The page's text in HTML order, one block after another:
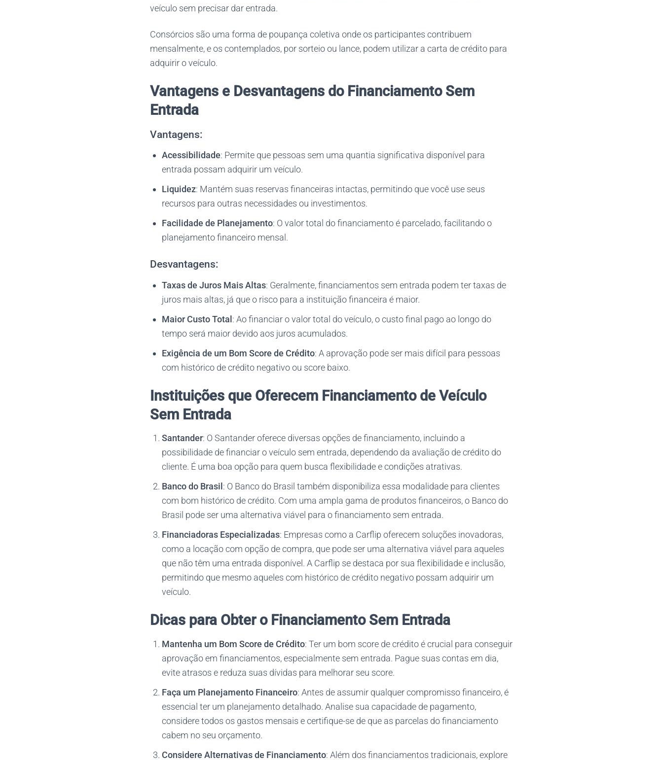
veículo sem precisar dar entrada.
Consórcios são uma forma de poupança coletiva onde os participantes contribuem
mensalmente, e os contemplados, por sorteio ou lance, podem utilizar a carta de crédito para
adquirir o veículo.
Vantagens e Desvantagens do Financiamento Sem
Entrada
Vantagens:
Acessibilidade: Permite que pessoas sem uma quantia significativa disponível para
entrada possam adquirir um veículo.
Liquidez: Mantém suas reservas financeiras intactas, permitindo que você use seus
recursos para outras necessidades ou investimentos.
Facilidade de Planejamento: O valor total do financiamento é parcelado, facilitando o
planejamento financeiro mensal​​.
Desvantagens:
Taxas de Juros Mais Altas: Geralmente, financiamentos sem entrada podem ter taxas de
juros mais altas, já que o risco para a instituição financeira é maior.
Maior Custo Total: Ao financiar o valor total do veículo, o custo final pago ao longo do
tempo será maior devido aos juros acumulados.
Exigência de um Bom Score de Crédito: A aprovação pode ser mais difícil para pessoas
com histórico de crédito negativo ou score baixo.
Instituições que Oferecem Financiamento de Veículo
Sem Entrada
Santander: O Santander oferece diversas opções de financiamento, incluindo a
possibilidade de financiar o veículo sem entrada, dependendo da avaliação de crédito do
cliente. É uma boa opção para quem busca flexibilidade e condições atrativas.
Banco do Brasil : O Banco do Brasil também disponibiliza essa modalidade para clientes
com bom histórico de crédito. Com uma ampla gama de produtos financeiros, o Banco do
Brasil pode ser uma alternativa viável para o financiamento sem entrada.
Financiadoras Especializadas: Empresas como a Carflip oferecem soluções inovadoras,
como a locação com opção de compra, que pode ser uma alternativa viável para aqueles
que não têm uma entrada disponível. A Carflip se destaca por sua flexibilidade e inclusão,
permitindo que mesmo aqueles com histórico de crédito negativo possam adquirir um
veículo.
Dicas para Obter o Financiamento Sem Entrada
Mantenha um Bom Score de Crédito: Ter um bom score de crédito é crucial para conseguir
aprovação em financiamentos, especialmente sem entrada. Pague suas contas em dia,
evite atrasos e reduza suas dívidas para melhorar seu score.
Faça um Planejamento Financeiro: Antes de assumir qualquer compromisso financeiro, é
essencial ter um planejamento detalhado. Analise sua capacidade de pagamento,
considere todos os gastos mensais e certifique-se de que as parcelas do financiamento
cabem no seu orçamento.
Considere Alternativas de Financiamento: Além dos financiamentos tradicionais, explore